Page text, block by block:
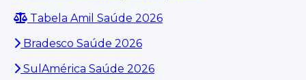
Tabela Amil Saúde 2026
Bradesco Saúde 2026
SulAmérica Saúde 2026